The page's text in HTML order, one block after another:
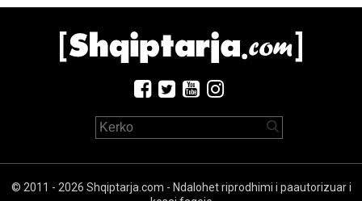
© 2011 - 2026 Shqiptarja.com - Ndalohet riprodhimi i paautorizuar i